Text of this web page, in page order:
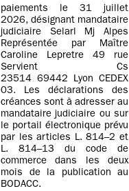
paiements le 31 juillet
2026, désignant mandataire
judiciaire Selarl Mj Alpes
Représentée par Maître
Caroline Lepretre 49 rue
Servient Cs
23514 69442 Lyon CEDEX
03. Les déclarations des
créances sont à adresser au
mandataire judiciaire ou sur
le portail électronique prévu
par les articles L. 814–2 et
L. 814–13 du code de
commerce dans les deux
mois de la publication au
BODACC.